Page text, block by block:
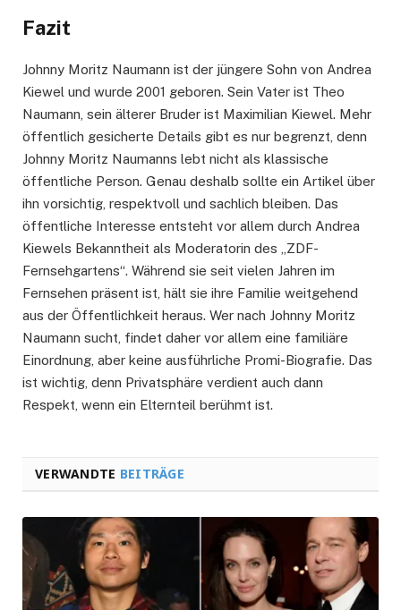
Fazit
Johnny Moritz Naumann ist der jüngere Sohn von Andrea
Kiewel und wurde 2001 geboren. Sein Vater ist Theo
Naumann, sein älterer Bruder ist Maximilian Kiewel. Mehr
öffentlich gesicherte Details gibt es nur begrenzt, denn
Johnny Moritz Naumanns lebt nicht als klassische
öffentliche Person. Genau deshalb sollte ein Artikel über
ihn vorsichtig, respektvoll und sachlich bleiben. Das
öffentliche Interesse entsteht vor allem durch Andrea
Kiewels Bekanntheit als Moderatorin des „ZDF-
Fernsehgartens“. Während sie seit vielen Jahren im
Fernsehen präsent ist, hält sie ihre Familie weitgehend
aus der Öffentlichkeit heraus. Wer nach Johnny Moritz
Naumann sucht, findet daher vor allem eine familiäre
Einordnung, aber keine ausführliche Promi-Biografie. Das
ist wichtig, denn Privatsphäre verdient auch dann
Respekt, wenn ein Elternteil berühmt ist.
VERWANDTE BEITRÄGE